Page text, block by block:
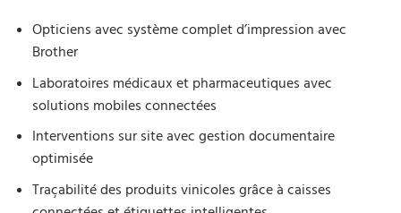
Opticiens avec système complet d’impression avec
Brother
Laboratoires médicaux et pharmaceutiques avec
solutions mobiles connectées
Interventions sur site avec gestion documentaire
optimisée
Traçabilité des produits vinicoles grâce à caisses